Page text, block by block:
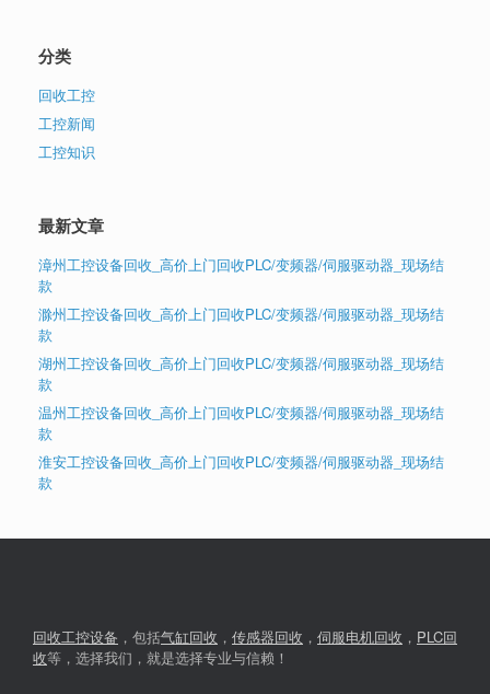
分类
回收工控
工控新闻
工控知识
最新文章
漳州工控设备回收_高价上门回收PLC/变频器/伺服驱动器_现场结
款
滁州工控设备回收_高价上门回收PLC/变频器/伺服驱动器_现场结
款
湖州工控设备回收_高价上门回收PLC/变频器/伺服驱动器_现场结
款
温州工控设备回收_高价上门回收PLC/变频器/伺服驱动器_现场结
款
淮安工控设备回收_高价上门回收PLC/变频器/伺服驱动器_现场结
款
回收工控设备 ，包括气缸回收 ， 传感器回收 ， 伺服电机回收 ， PLC回
收等，选择我们，就是选择专业与信赖！